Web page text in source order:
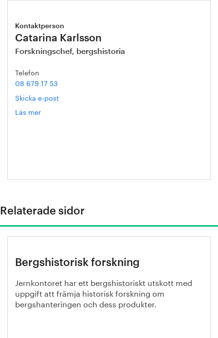
Kontaktperson
Catarina Karlsson
Forskningschef, bergshistoria
Telefon
08 679 17 53
Skicka e-post
Läs mer
Relaterade sidor
Bergshistorisk forskning
Jernkontoret har ett bergshistoriskt utskott med
uppgift att främja historisk forskning om
bergshanteringen och dess produkter.